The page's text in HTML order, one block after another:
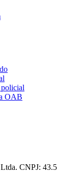
policial
OAB
CNPJ: